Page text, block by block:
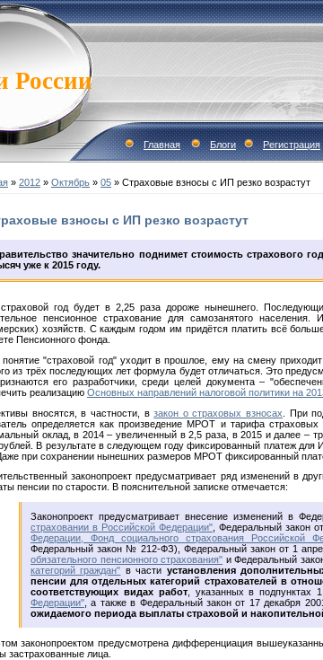
России
Главная Блоги Регистрация
» 2012 » Октябрь » 05 » Страховые взносы с ИП резко возрастут
взносы с ИП резко возрастут
значительно поднимет стоимость страхового
уже к 2015 году.
год будет в 2,25 раза дороже нынешнего.
пенсионное страхование для самозанятого
хозяйств. С каждым годом им придётся платить всё
Пенсионного фонда.
"страховой год" уходит в прошлое, ему на смену
из трёх последующих лет формула будет отличаться. Это
его разработчики, среди целей документа –
реализацию Основных направлений налоговой политики на
вносятся, в частности, взакон о страховых взносах . При
определяется как произведение МРОТ и тарифа
оклад, в 2014 – увеличенный в 2,5 раза, в 2015 и далее –
В результате в следующем году фиксированный платеж
при сохранении нынешних размеров МРОТ фиксированный
законопроект предусматривает ряд изменений в
пенсии по старости. В пояснительной записке отмечается:
Законопроект предусматривает внесение изменений в
страховании в Российской Федерации" , Федеральный закон
Федерации, Фонд социального страхования Российской
Федеральный закон № 212-ФЗ), Федеральный закон от 1
обязательного пенсионного страхования" и Федеральный
категорий граждан" в части установления
пенсии для отдельных категорий страхователей в
соответствующих видах работ, указанных в подпунктах
Федерации" , а также в Федеральный закон от 17 декабря
ожидаемого периода выплаты страховой и
законопроектом предусмотрена дифференциация
застрахованные лица.